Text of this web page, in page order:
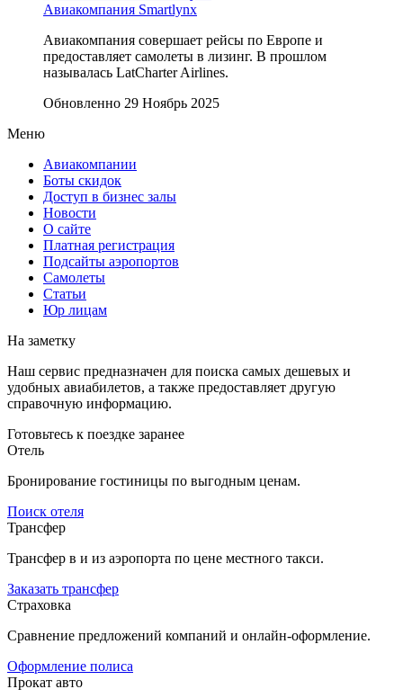
Авиакомпания Smartlynx
Авиакомпания совершает рейсы по Европе и
предоставляет самолеты в лизинг. В прошлом
называлась LatCharter Airlines.
Обновленно 29 Ноябрь 2025
Меню
Авиакомпании
Боты скидок
Доступ в бизнес залы
Новости
О сайте
Платная регистрация
Подсайты аэропортов
Самолеты
Статьи
Юр лицам
На заметку
Наш сервис предназначен для поиска самых дешевых и
удобных авиабилетов, а также предоставляет другую
справочную информацию.
Готовьтесь к поездке заранее
Отель
Бронирование гостиницы по выгодным ценам.
Поиск отеля
Трансфер
Трансфер в и из аэропорта по цене местного такси.
Заказать трансфер
Страховка
Сравнение предложений компаний и онлайн-оформление.
Оформление полиса
Прокат авто